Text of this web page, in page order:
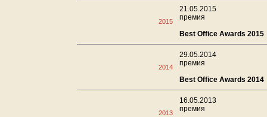
2015
21.05.2015
премия
Best Office Awards 2015
2014
29.05.2014
премия
Best Office Awards 2014
2013
16.05.2013
премия